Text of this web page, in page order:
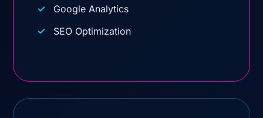
Google Analytics
SEO Optimization